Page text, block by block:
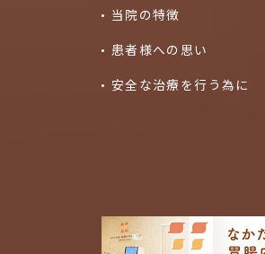
当院の特徴
患者様への思い
安全な治療を行う為に